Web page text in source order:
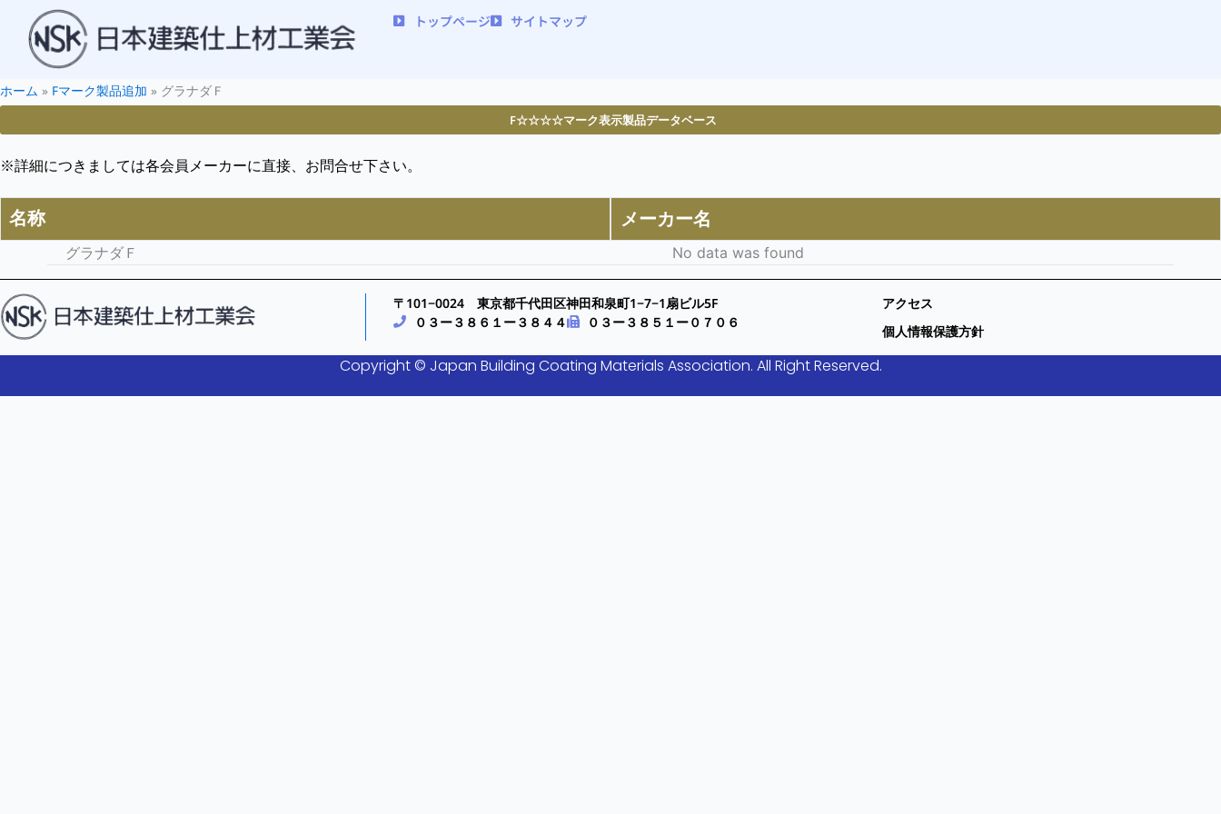
トップページ サイトマップ
ホーム » Fマーク製品追加 » グラナダＦ
F☆☆☆☆マーク表示製品データベース
※詳細につきましては各会員メーカーに直接、お問合せ下さい。
名称 メーカー名
グラナダＦ No data was found
〒101−0024 東京都千代田区神田和泉町1−7−1扇ビル5F
０３ー３８６１ー３８４４
０３ー３８５１ー０７０６
アクセス
個人情報保護方針
Copyright © Japan Building Coating Materials Association. All Right Reserved.